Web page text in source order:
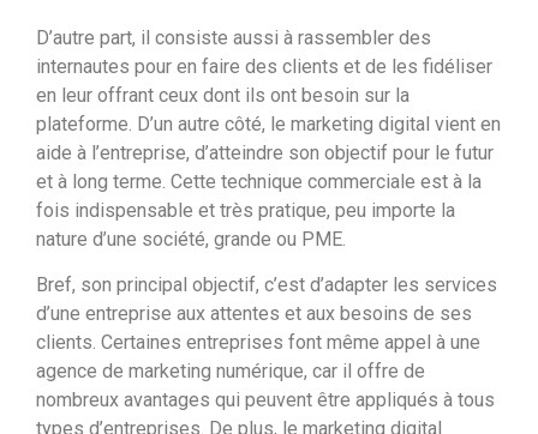
D’autre part, il consiste aussi à rassembler des
internautes pour en faire des clients et de les fidéliser
en leur offrant ceux dont ils ont besoin sur la
plateforme. D’un autre côté, le marketing digital vient en
aide à l’entreprise, d’atteindre son objectif pour le futur
et à long terme. Cette technique commerciale est à la
fois indispensable et très pratique, peu importe la
nature d’une société, grande ou PME.
Bref, son principal objectif, c’est d’adapter les services
d’une entreprise aux attentes et aux besoins de ses
clients. Certaines entreprises font même appel à une
agence de marketing numérique, car il offre de
nombreux avantages qui peuvent être appliqués à tous
types d’entreprises. De plus, le marketing digital